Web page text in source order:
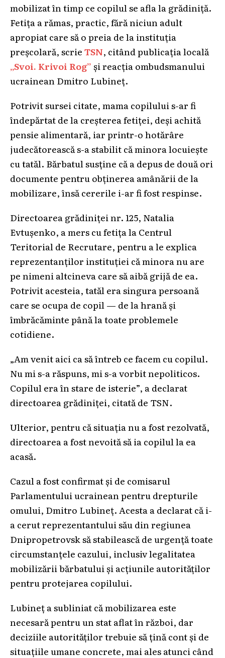
mobilizat în timp ce copilul se afla la grădiniță.
Fetița a rămas, practic, fără niciun adult
apropiat care să o preia de la instituția
preșcolară, scrieTSN, citând publicația locală
„Svoi. Krivoi Rog” și reacția ombudsmanului
ucrainean Dmitro Lubineț.
Potrivit sursei citate, mama copilului s-ar fi
îndepărtat de la creșterea fetiței, deși achită
pensie alimentară, iar printr-o hotărâre
judecătorească s-a stabilit că minora locuiește
cu tatăl. Bărbatul susține că a depus de două ori
documente pentru obținerea amânării de la
mobilizare, însă cererile i-ar fi fost respinse.
Directoarea grădiniței nr. 125, Natalia
Evtușenko, a mers cu fetița la Centrul
Teritorial de Recrutare, pentru a le explica
reprezentanților instituției că minora nu are
pe nimeni altcineva care să aibă grijă de ea.
Potrivit acesteia, tatăl era singura persoană
care se ocupa de copil — de la hrană și
îmbrăcăminte până la toate problemele
cotidiene.
„Am venit aici ca să întreb ce facem cu copilul.
Nu mi s-a răspuns, mi s-a vorbit nepoliticos.
Copilul era în stare de isterie”, a declarat
directoarea grădiniței, citată de TSN.
Ulterior, pentru că situația nu a fost rezolvată,
directoarea a fost nevoită să ia copilul la ea
acasă.
Cazul a fost confirmat și de comisarul
Parlamentului ucrainean pentru drepturile
omului, Dmitro Lubineț. Acesta a declarat că i-
a cerut reprezentantului său din regiunea
Dnipropetrovsk să stabilească de urgență toate
circumstanțele cazului, inclusiv legalitatea
mobilizării bărbatului și acțiunile autorităților
pentru protejarea copilului.
Lubineț a subliniat că mobilizarea este
necesară pentru un stat aflat în război, dar
deciziile autorităților trebuie să țină cont și de
situațiile umane concrete, mai ales atunci când